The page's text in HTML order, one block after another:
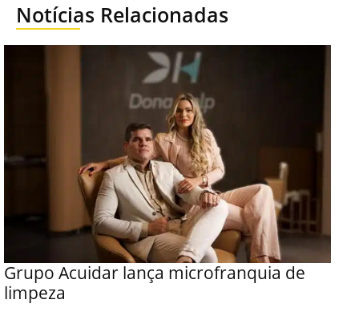
Notícias Relacionadas
Grupo Acuidar lança microfranquia de
limpeza